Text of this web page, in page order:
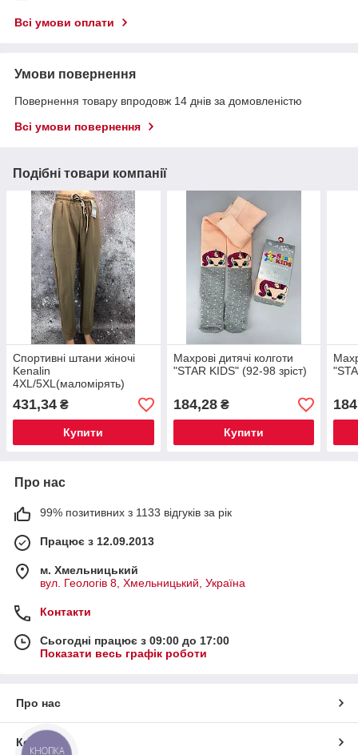
Всі умови оплати
Умови повернення
Повернення товару впродовж 14 днів за домовленістю
Всі умови повернення
Подібні товари компанії
Спортивні штани жіночі
Kenalin
4XL/5XL(маломірять)
431,34 ₴
Купити
Махрові дитячі колготи
"STAR KIDS" (92-98 зріст)
184,28₴
Купити
Про нас
99% позитивних з 1133 відгуків за рік
Працює з 12.09.2013
м. Хмельницький
вул. Геологів 8, Хмельницький, Україна
Контакти
Сьогодні працює з 09:00 до 17:00
Показати весь графік роботи
Про нас
Контакти
КНОПКА